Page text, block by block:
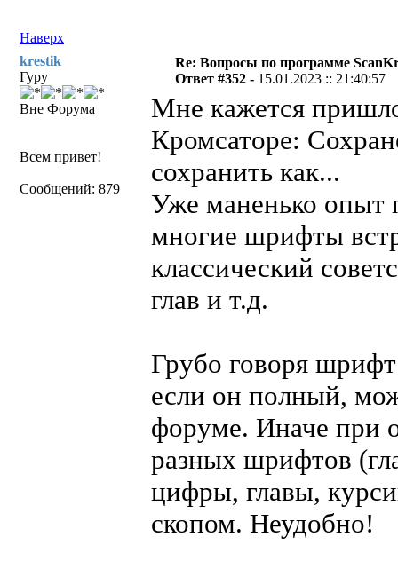
Наверх
krestik
Гуру
Вне Форума
Всем привет!
Сообщений: 879
Re: Вопросы по программе
Ответ #352 - 15.01.2023 :: 21:40:57
Мне кажется
Кромсаторе:
сохранить как...
Уже маненько опыт
многие шрифты
классический
глав и т.д.
Грубо говоря
если он полный,
форуме. Иначе при
разных шрифтов
цифры, главы,
скопом. Неудобно!